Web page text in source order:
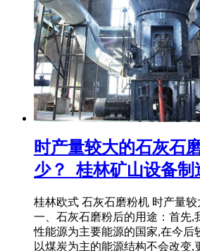
时产量较大的石灰石
少？_桂林矿山设备制
桂林欧式 石灰石磨粉机 时产量较
一、石灰石磨粉后的用途：首先,
性能源为主要能源的国家,在今后
以煤炭为主的能源结构不会改变,